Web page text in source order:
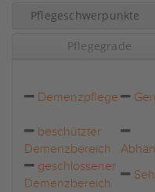
Pflegeschwerpunkte
Pflegegrade
Demenzpflege
beschützter
Demenzbereich
geschlossener
Demenzbereich